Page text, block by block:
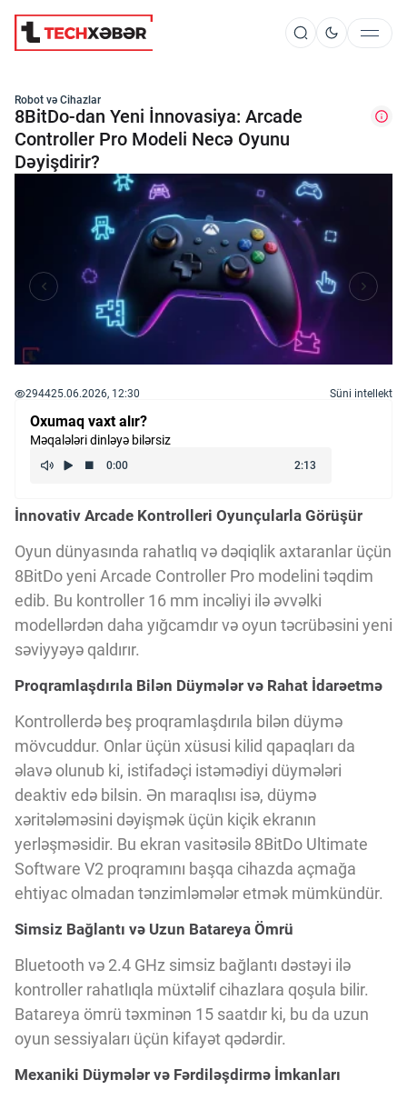
Süni İntellekt
Elm və Kosmos
Texnoloji İnkişaf
İnnovasiya və Startaplar
Robot və Cihazlar
Kriptovalyuta
İSTIFADƏ ŞƏRTLƏRİ
MƏXFİLİK SİYASƏTİ
Haqqımızda
Vizyoner Baxışı
Innovasiya Bələdçisi
Gələcəyin Təhlili
Podkastlar
Robot və Cihazlar
8BitDo-dan Yeni İnnovasiya: Arcade
Controller Pro Modeli Necə Oyunu
Dəyişdirir?
294425.06.2026, 12:30 Süni intellekt
Oxumaq vaxt alır?
Məqalələri dinləyə bilərsiz
İnnovativ Arcade Kontrolleri Oyunçularla Görüşür
Oyun dünyasında rahatlıq və dəqiqlik axtaranlar üçün
8BitDo yeni Arcade Controller Pro modelini təqdim
edib. Bu kontroller 16 mm incəliyi ilə əvvəlki
modellərdən daha yığcamdır və oyun təcrübəsini yeni
səviyyəyə qaldırır.
Proqramlaşdırıla Bilən Düymələr və Rahat İdarəetmə
Kontrollerdə beş proqramlaşdırıla bilən düymə
mövcuddur. Onlar üçün xüsusi kilid qapaqları da
əlavə olunub ki, istifadəçi istəmədiyi düymələri
deaktiv edə bilsin. Ən maraqlısı isə, düymə
xəritələməsini dəyişmək üçün kiçik ekranın
yerləşməsidir. Bu ekran vasitəsilə 8BitDo Ultimate
Software V2 proqramını başqa cihazda açmağa
ehtiyac olmadan tənzimləmələr etmək mümkündür.
Simsiz Bağlantı və Uzun Batareya Ömrü
Bluetooth və 2.4 GHz simsiz bağlantı dəstəyi ilə
kontroller rahatlıqla müxtəlif cihazlara qoşula bilir.
Batareya ömrü təxminən 15 saatdır ki, bu da uzun
oyun sessiyaları üçün kifayət qədərdir.
Mexaniki Düymələr və Fərdiləşdirmə İmkanları